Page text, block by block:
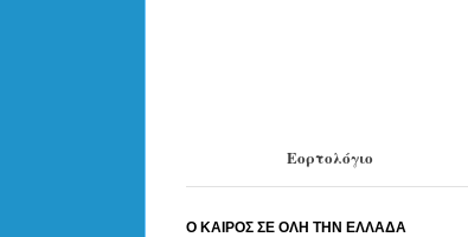
Εορτολόγιο
Ο ΚΑΙΡΟΣ ΣΕ ΟΛΗ ΤΗΝ ΕΛΛΑΔΑ